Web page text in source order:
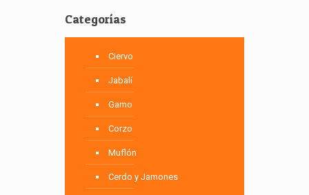
Categorías
Ciervo
Jabalí
Gamo
Corzo
Muflón
Cerdo y Jamones